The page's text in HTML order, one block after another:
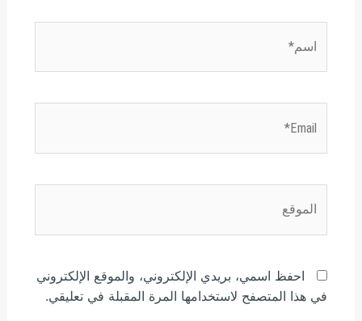
احفظ اسمي، بريدي الإلكتروني، والموقع الإلكتروني
في هذا المتصفح لاستخدامها المرة المقبلة في تعليقي.